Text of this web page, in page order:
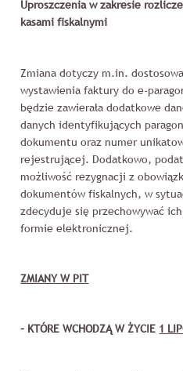
Uproszczenia w zakresie
kasami fiskalnymi
Zmiana dotyczy m.in.
wystawienia faktury do e-
będzie zawierała dodatkowe
danych identyfikujących
dokumentu oraz numer
rejestrującej. Dodatkowo,
możliwość rezygnacji z
dokumentów fiskalnych, w
zdecyduje się przechowywać
formie elektronicznej.
ZMIANY W PIT
– KTÓRE WCHODZĄ W ŻYCIE 1